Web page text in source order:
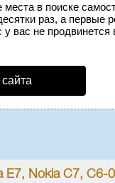
в поиске
раз, а первые
вас не
E7, Nokia C7, C6-